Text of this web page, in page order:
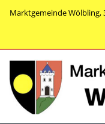
Marktgemeinde Wölbling,